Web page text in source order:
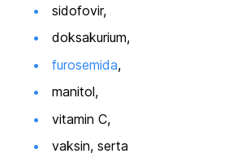
sidofovir,
doksakurium,
furosemida,
manitol,
vitamin C,
vaksin, serta